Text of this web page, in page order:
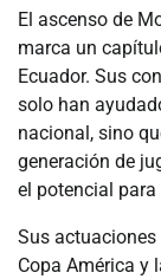
El ascenso de
marca un
Ecuador. Sus
solo han
nacional, sino
generación de
el potencial
Sus
Copa América y